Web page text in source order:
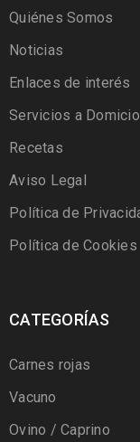
Quiénes Somos
Noticias
Enlaces de interés
Servicios a Domicio
Recetas
Aviso Legal
Política de
Política de Cookies
CATEGORÍAS
Carnes rojas
Vacuno
Ovino / Caprino